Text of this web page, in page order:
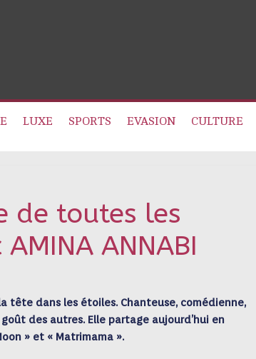
LUXE SPORTS EVASION CULTURE
de toutes les
ANNABI
dans les étoiles. Chanteuse, comédienne,
des autres. Elle partage aujourd’hui en
» et « Matrimama ».